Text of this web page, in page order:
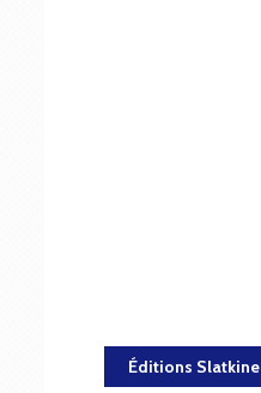
Éditions Slatkine